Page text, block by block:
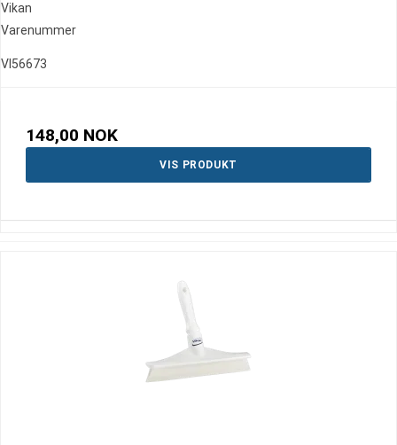
Vikan
Varenummer
VI56673
148,00 NOK
VIS PRODUKT